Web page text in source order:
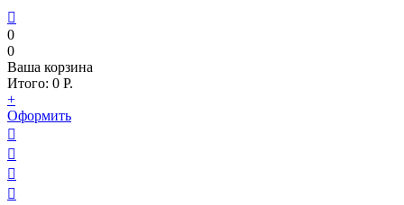

0
0
Ваша корзина
Итого: 0 Р.
+
Оформить



